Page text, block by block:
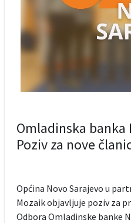
Omladinska banka
Poziv za nove
Općina Novo Sarajevo u
Mozaik objavljuje poziv za
Odbora Omladinske banke